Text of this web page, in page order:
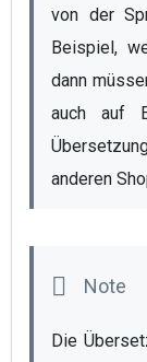
von der
Beispiel,
dann
auch auf
anderen
Die